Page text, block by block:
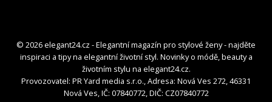
© 2026 elegant24.cz - Elegantní magazín pro stylové ženy - najděte
inspiraci a tipy na elegantní životní styl. Novinky o módě, beauty a
životním stylu na elegant24.cz.
Provozovatel: PR Yard media s.r.o., Adresa: Nová Ves 272, 46331
Nová Ves, IČ: 07840772, DIČ: CZ07840772